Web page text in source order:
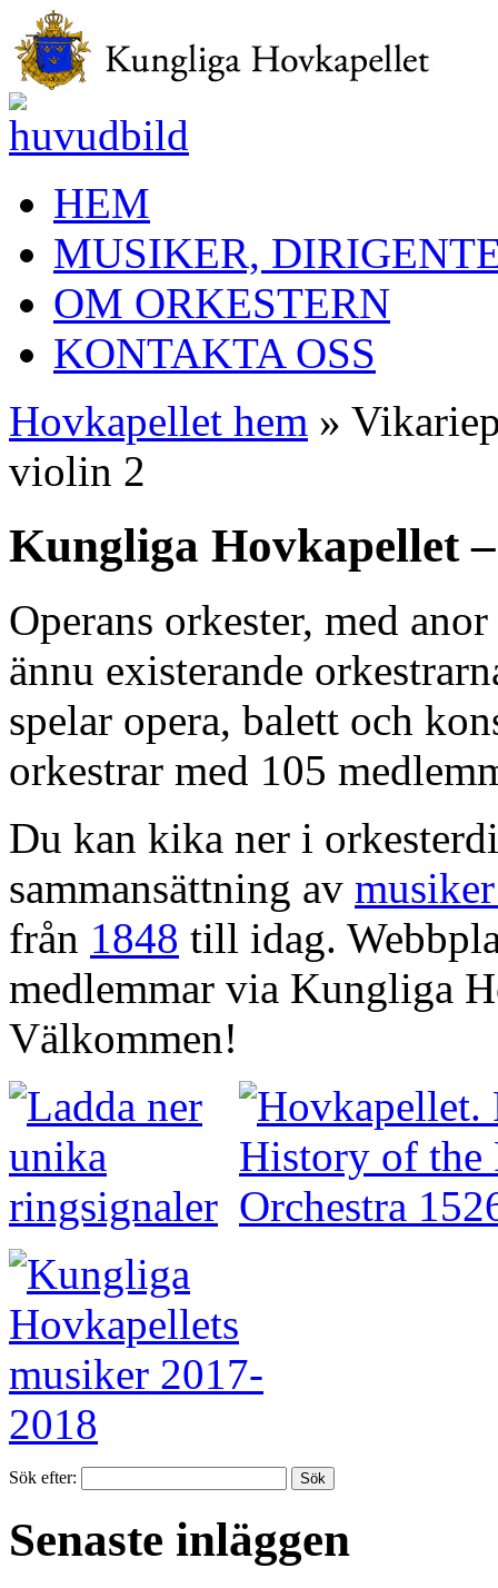
HEM
MUSIKER,
OM ORKESTERN
KONTAKTA OSS
Hovkapellet hem »
violin 2
Kungliga Hovkapellet
Operans orkester, med
ännu existerande
spelar opera, balett och
orkestrar med 105
Du kan kika ner i
sammansättning av
från 1848 till idag.
medlemmar via Kungliga
Välkommen!
Sök efter:
Senaste inläggen